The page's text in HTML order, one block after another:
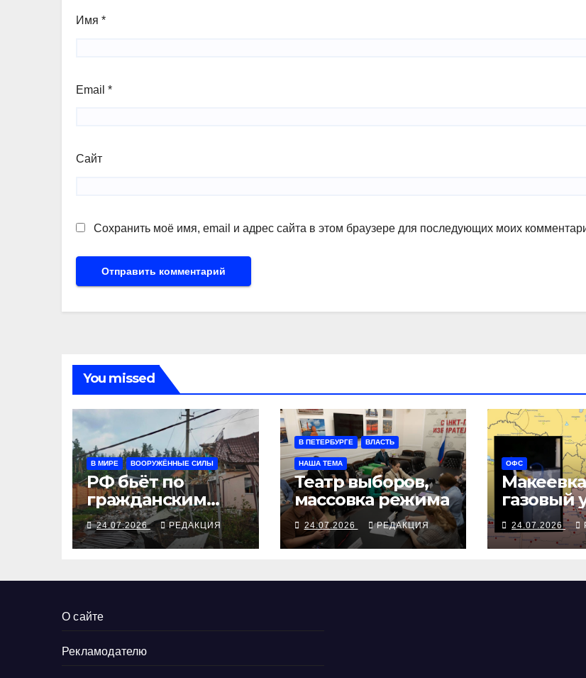
Имя *
Email *
Сайт
Сохранить моё имя, email и адрес сайта в этом браузере для последующих моих
You missed
В МИРЕ ВООРУЖЁННЫЕ СИЛЫ
РФ бьёт по
гражданским
объектам,
Украина готовит
ответ
24.07.2026 РЕДАКЦИЯ
В ПЕТЕРБУРГЕ ВЛАСТЬ
НАША ТЕМА
Театр выборов,
массовка режима
24.07.2026 РЕДАКЦИЯ
ОФС
газовый
взят на
24.07.2026
О сайте
Рекламодателю